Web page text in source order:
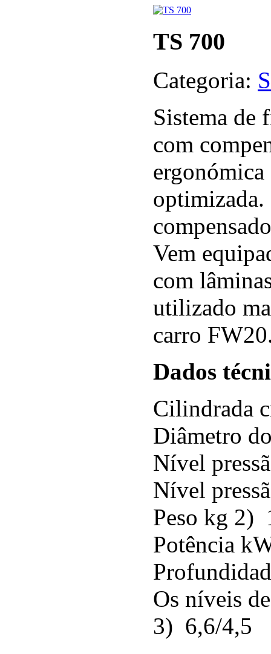
TS 700
Categoria:
Sistema de
com
optimizada.
Vem
com
utilizado
carro
Dados
Cilindrada
Diâmetro
Nível
Nível
Peso kg 2)
Potência
Os níveis
3) 6,6/4,5